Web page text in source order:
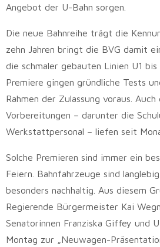
Angebot der U-Bahn sorgen.
Die neue Bahnreihe trägt die
zehn Jahren bringt die BVG damit
die schmaler gebauten Linien U1
Premiere gingen gründliche Tests
Rahmen der Zulassung voraus.
Vorbereitungen – darunter die
Werkstattpersonal – liefen seit
Solche Premieren sind immer ein
Feiern. Bahnfahrzeuge sind
besonders nachhaltig. Aus diesem
Regierende Bürgermeister Kai
Senatorinnen Franziska Giffey und
Montag zur „Neuwagen-